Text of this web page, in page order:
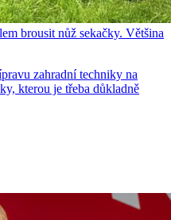
brousit nůž sekačky. Většina
zahradní techniky na
kterou je třeba důkladně